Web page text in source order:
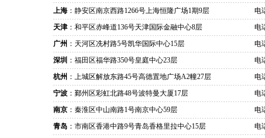
上海 ：静安区南京西路1266号上海恒隆广场1期9层
电
天津 ：和平区赤峰道136号天津国际金融中心8层
电
广州 ：天河区冼村路5号凯华国际中心15层
电
深圳 ：福田区福华路350号皇庭中心23层
电
杭州 ：上城区解放东路45号高德置地广场A2幢27层
电
宁波 ：鄞州区彩虹北路48号波特曼大厦17层
电
南京 ：秦淮区中山南路1号南京中心59层
电
青岛 ：市南区香港中路9号青岛香格里拉中心15层
电